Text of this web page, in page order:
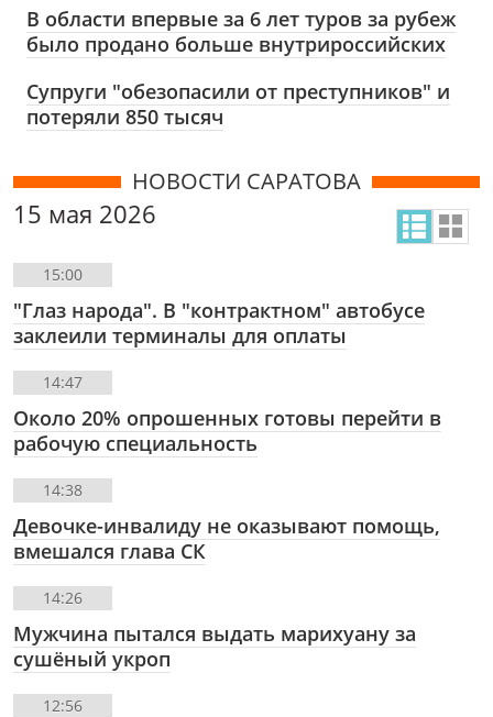
В области впервые за 6 лет туров за рубеж
было продано больше внутрироссийских
Супруги "обезопасили от преступников" и
потеряли 850 тысяч
НОВОСТИ САРАТОВА
15 мая 2026
15:00
"Глаз народа". В "контрактном" автобусе
заклеили терминалы для оплаты
14:47
Около 20% опрошенных готовы перейти в
рабочую специальность
14:38
Девочке-инвалиду не оказывают помощь,
вмешался глава СК
14:26
Мужчина пытался выдать марихуану за
сушёный укроп
12:56